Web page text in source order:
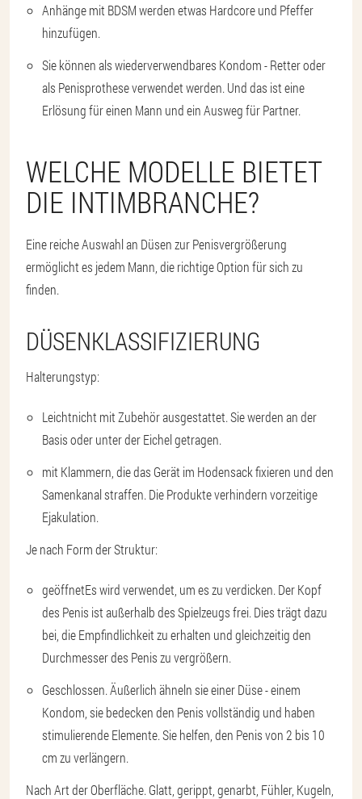
Anhänge mit BDSM werden etwas Hardcore und Pfeffer
hinzufügen.
Sie können als wiederverwendbares Kondom - Retter oder
als Penisprothese verwendet werden. Und das ist eine
Erlösung für einen Mann und ein Ausweg für Partner.
WELCHE MODELLE BIETET
DIE INTIMBRANCHE?
Eine reiche Auswahl an Düsen zur Penisvergrößerung
ermöglicht es jedem Mann, die richtige Option für sich zu
finden.
DÜSENKLASSIFIZIERUNG
Halterungstyp:
Leichtnicht mit Zubehör ausgestattet. Sie werden an der
Basis oder unter der Eichel getragen.
mit Klammern , die das Gerät im Hodensack fixieren und den
Samenkanal straffen. Die Produkte verhindern vorzeitige
Ejakulation.
Je nach Form der Struktur:
geöffnetEs wird verwendet, um es zu verdicken. Der Kopf
des Penis ist außerhalb des Spielzeugs frei. Dies trägt dazu
bei, die Empfindlichkeit zu erhalten und gleichzeitig den
Durchmesser des Penis zu vergrößern.
Geschlossen. Äußerlich ähneln sie einer Düse - einem
Kondom, sie bedecken den Penis vollständig und haben
stimulierende Elemente. Sie helfen, den Penis von 2 bis 10
cm zu verlängern.
Nach Art der Oberfläche. Glatt, gerippt, genarbt, Fühler, Kugeln,